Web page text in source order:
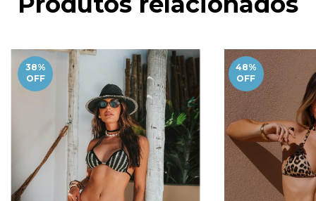
38%
OFF
48%
OFF